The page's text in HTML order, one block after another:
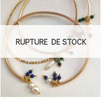
Ajouter
liste de
souhaits
RUPTURE DE STOCK